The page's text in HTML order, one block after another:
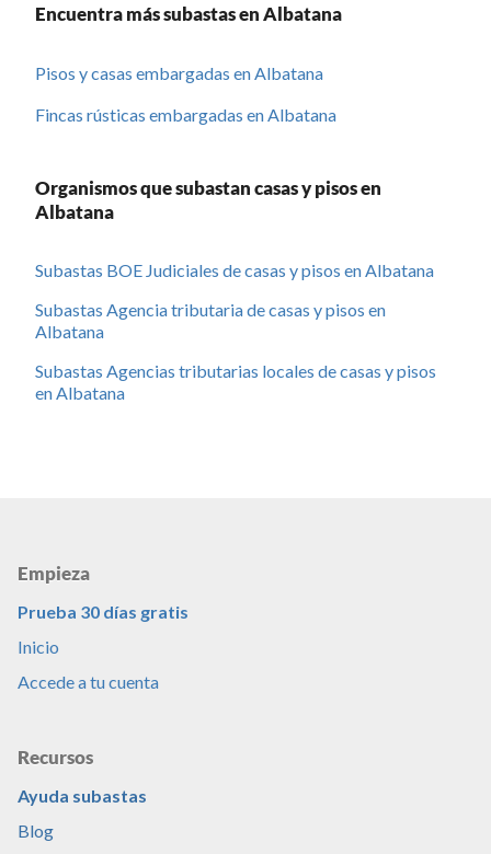
Encuentra más subastas en Albatana
Pisos y casas embargadas en Albatana
Fincas rústicas embargadas en Albatana
Organismos que subastan casas y pisos en
Albatana
Subastas BOE Judiciales de casas y pisos en Albatana
Subastas Agencia tributaria de casas y pisos en
Albatana
Subastas Agencias tributarias locales de casas y pisos
en Albatana
Empieza
Prueba 30 días gratis
Inicio
Accede a tu cuenta
Recursos
Ayuda subastas
Blog